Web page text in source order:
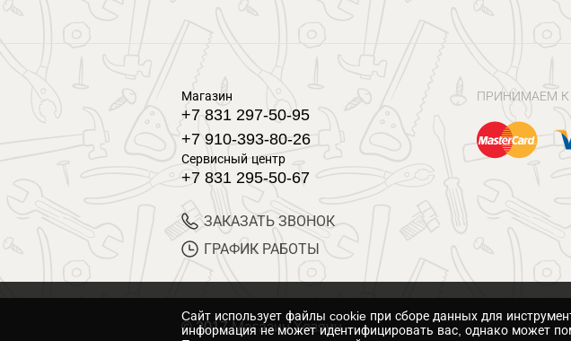
Магазин
+7 831 297-50-95
+7 910-393-80-26
Сервисный центр
+7 831 295-50-67
ЗАКАЗАТЬ ЗВОНОК
ГРАФИК РАБОТЫ
ПРИНИМАЕМ К
© 2017 Магазин Хозяин
Cайт использует файлы cookie при сборе данных для
информация не может идентифицировать вас, однако может